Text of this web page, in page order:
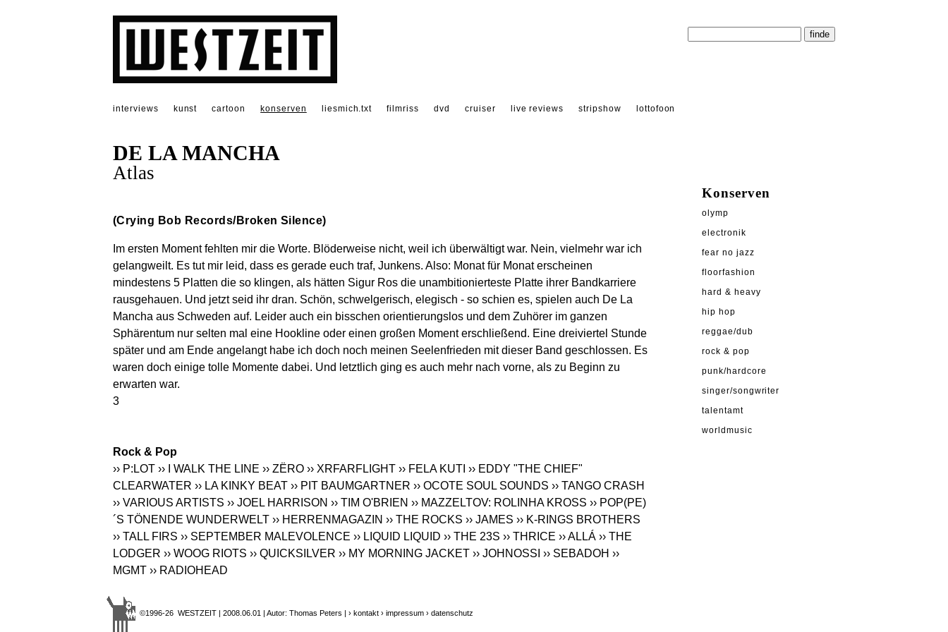
interviews kunst cartoon konserven liesmich.txt filmriss dvd cruiser live reviews stripshow lottofoon
DE LA MANCHA
Atlas
(Crying Bob Records/Broken Silence)
Im ersten Moment fehlten mir die Worte. Blöderweise nicht, weil ich überwältigt war. Nein, vielmehr war ich
gelangweilt. Es tut mir leid, dass es gerade euch traf, Junkens. Also: Monat für Monat erscheinen
mindestens 5 Platten die so klingen, als hätten Sigur Ros die unambitionierteste Platte ihrer Bandkarriere
rausgehauen. Und jetzt seid ihr dran. Schön, schwelgerisch, elegisch - so schien es, spielen auch De La
Mancha aus Schweden auf. Leider auch ein bisschen orientierungslos und dem Zuhörer im ganzen
Sphärentum nur selten mal eine Hookline oder einen großen Moment erschließend. Eine dreiviertel Stunde
später und am Ende angelangt habe ich doch noch meinen Seelenfrieden mit dieser Band geschlossen. Es
waren doch einige tolle Momente dabei. Und letztlich ging es auch mehr nach vorne, als zu Beginn zu
erwarten war.
3
Rock & Pop
›› P:LOT ›› I WALK THE LINE ›› ZËRO ›› XRFARFLIGHT ›› FELA KUTI ›› EDDY "THE CHIEF"
CLEARWATER ›› LA KINKY BEAT ›› PIT BAUMGARTNER ›› OCOTE SOUL SOUNDS ›› TANGO CRASH
›› VARIOUS ARTISTS ›› JOEL HARRISON ›› TIM O'BRIEN ›› MAZZELTOV: ROLINHA KROSS ›› POP(PE)
´S TÖNENDE WUNDERWELT ›› HERRENMAGAZIN ›› THE ROCKS ›› JAMES ›› K-RINGS BROTHERS
›› TALL FIRS ›› SEPTEMBER MALEVOLENCE ›› LIQUID LIQUID ›› THE 23S ›› THRICE ›› ALLÁ ›› THE
LODGER ›› WOOG RIOTS ›› QUICKSILVER ›› MY MORNING JACKET ›› JOHNOSSI ›› SEBADOH ››
MGMT ›› RADIOHEAD
©1996-26 WESTZEIT | 2008.06.01 | Autor: Thomas Peters | › kontakt › impressum › datenschutz
Konserven
olymp
electronik
fear no jazz
floorfashion
hard & heavy
hip hop
reggae/dub
rock & pop
punk/hardcore
singer/songwriter
talentamt
worldmusic